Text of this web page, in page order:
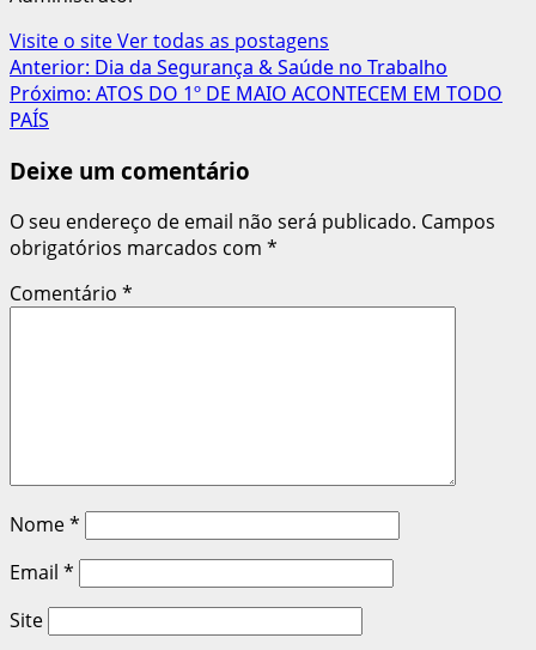
Visite o siteVer todas as postagens
Navegação
de
artigos
Anterior: Dia da Segurança & Saúde no Trabalho
Próximo: ATOS DO 1º DE MAIO ACONTECEM EM TODO
PAÍS
Deixe um comentário
O seu endereço de email não será publicado. Campos
obrigatórios marcados com *
Comentário *
Nome*
Email *
Site